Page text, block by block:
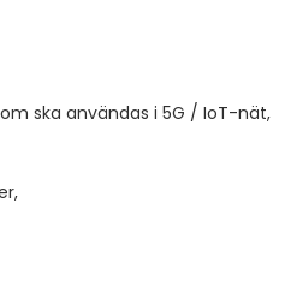
ska användas i 5G / IoT-nät,